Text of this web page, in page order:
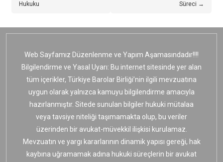
Hukuku
Süreci →
Web Sayfamız Düzenlenme ve Yapım Aşamasındadır!!!!
Bilgilendirme ve Yasal Uyarı: Bu internet sitesinde yer alan
tüm içerikler, Türkiye Barolar Birliği’nin ilgili mevzuatına
uygun olarak yalnızca kamuyu bilgilendirme amacıyla
hazırlanmıştır. Sitede sunulan bilgiler hukuki mütalaa
veya tavsiye niteliği taşımamakta olup, bu veriler
üzerinden bir avukat-müvekkil ilişkisi kurulamaz.
Mevzuatın ve yargı kararlarının dinamik yapısı gereği, hak
kaybına uğramamak adına hukuki süreçlerin bir avukat